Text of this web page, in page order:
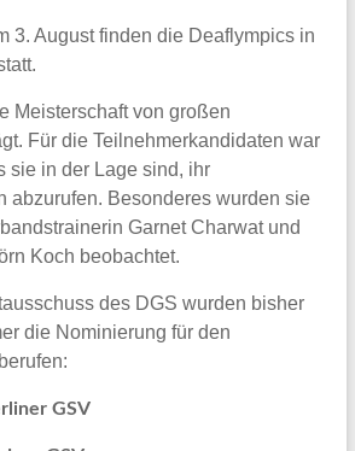
3. August finden die Deaflympics in
Meisterschaft von großen
Für die Teilnehmerkandidaten war
sie in der Lage sind, ihr
abzurufen. Besonderes wurden sie
Garnet Charwat und
Koch beobachtet.
des DGS wurden bisher
die Nominierung für den
GSV